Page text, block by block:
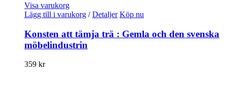
Visa varukorg
Lägg till i varukorg / Detaljer Köp nu
Konsten att tämja trä : Gemla och den svenska
möbelindustrin
359 kr